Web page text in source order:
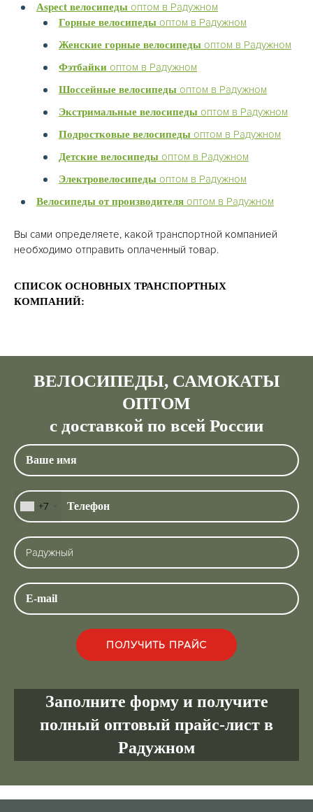
Aspect велосипеды оптом в Радужном
Горные велосипеды оптом в Радужном
Женские горные велосипеды оптом в Радужном
Фэтбайки оптом в Радужном
Шоссейные велосипеды оптом в Радужном
Экстримальные велосипеды оптом в Радужном
Подростковые велосипеды оптом в Радужном
Детские велосипеды оптом в Радужном
Электровелосипеды оптом в Радужном
Велосипеды от производителя оптом в Радужном
Вы сами определяете, какой транспортной компанией
необходимо отправить оплаченный товар.
СПИСОК ОСНОВНЫХ ТРАНСПОРТНЫХ
КОМПАНИЙ:
ВЕЛОСИПЕДЫ, САМОКАТЫ
ОПТОМ
с доставкой по всей России
+7
Заполните форму и получите
полный оптовый прайс-лист в
Радужном